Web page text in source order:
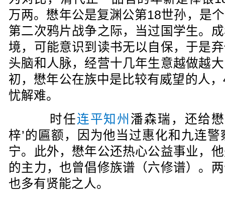
万两。懋年公是复渊公第18世孙，是
第二次鸦片战争之际，当过国学生。
境，可能意识到读书无以自保，于是
头脑和人脉，经营十几年生意越做越
初，懋年公在族中是比较有威望的人
忧解难。
时任连平知州 潘森瑞，还给
梓’的匾额，因为他当过惠化和九连
宁。此外，懋年公还热心公益事业，
的主力，也曾倡修族谱（六修谱）。
也多有贤能之人。